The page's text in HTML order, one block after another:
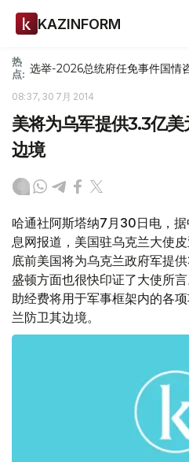
KAZINFORM
热
点: 选举-2026总统府任免事件国情
08:37, 30 7月 2014
美将为乌军提供3.3亿
边境
哈通社阿斯塔纳7月30日电，
息网报道，美国驻乌克兰大使
底前美国将为乌克兰政府军提
盛顿方面也很快印证了大使所
助经费将用于军事框架内的各
兰防卫其边境。